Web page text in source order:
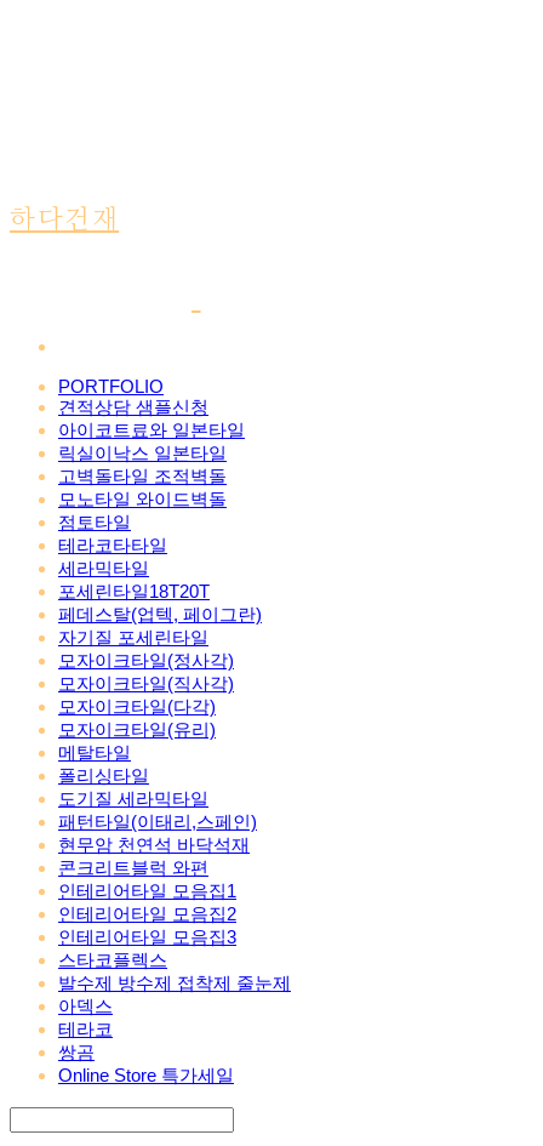
하다건재
PORTFOLIO
견적상담 샘플신청
아이코트료와 일본타일
릭실이낙스 일본타일
고벽돌타일 조적벽돌
모노타일 와이드벽돌
점토타일
테라코타타일
세라믹타일
포세린타일18T20T
페데스탈(업텍, 페이그란)
자기질 포세린타일
모자이크타일(정사각)
모자이크타일(직사각)
모자이크타일(다각)
모자이크타일(유리)
메탈타일
폴리싱타일
도기질 세라믹타일
패턴타일(이태리,스페인)
현무암 천연석 바닥석재
콘크리트블럭 와편
인테리어타일 모음집1
인테리어타일 모음집2
인테리어타일 모음집3
스타코플렉스
발수제 방수제 접착제 줄눈제
아덱스
테라코
쌍곰
Online Store 특가세일